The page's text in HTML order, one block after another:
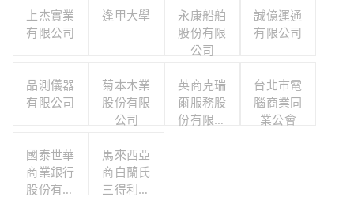
上杰實業
有限公司
逢甲大學
永康船舶
股份有限
公司
誠億運通
有限公司
品測儀器
有限公司
菊本木業
股份有限
公司
英商克瑞
爾服務股
份有限公
台北市電
腦商業同
業公會
國泰世華
商業銀行
股份有限
馬來西亞
商白蘭氏
三得利股